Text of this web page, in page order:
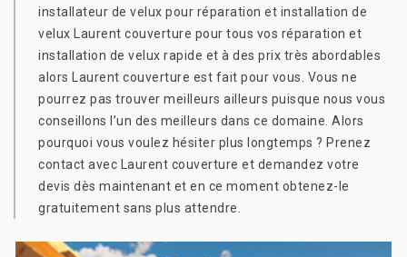
installateur de velux pour réparation et installation de
velux Laurent couverture pour tous vos réparation et
installation de velux rapide et à des prix très abordables
alors Laurent couverture est fait pour vous. Vous ne
pourrez pas trouver meilleurs ailleurs puisque nous vous
conseillons l’un des meilleurs dans ce domaine. Alors
pourquoi vous voulez hésiter plus longtemps ? Prenez
contact avec Laurent couverture et demandez votre
devis dès maintenant et en ce moment obtenez-le
gratuitement sans plus attendre.